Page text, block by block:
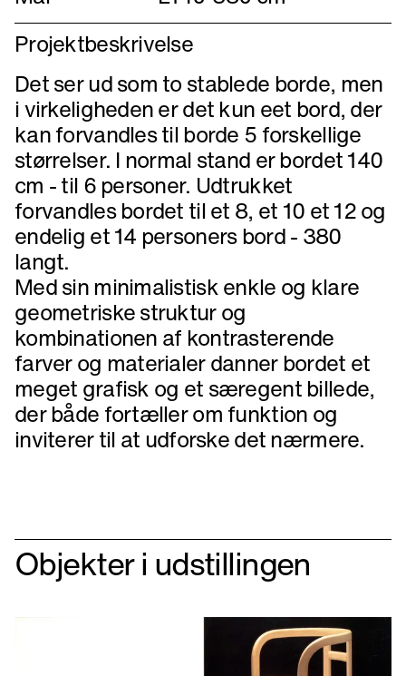
Projektbeskrivelse
Det ser ud som to stablede borde, men
i virkeligheden er det kun eet bord, der
kan forvandles til borde 5 forskellige
størrelser. I normal stand er bordet 140
cm - til 6 personer. Udtrukket
forvandles bordet til et 8, et 10 et 12 og
endelig et 14 personers bord - 380
langt.
Med sin minimalistisk enkle og klare
geometriske struktur og
kombinationen af kontrasterende
farver og materialer danner bordet et
meget grafisk og et særegent billede,
der både fortæller om funktion og
inviterer til at udforske det nærmere.
Objekter i udstillingen